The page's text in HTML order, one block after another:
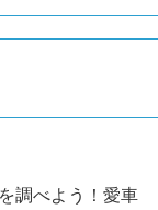
調べよう！愛車